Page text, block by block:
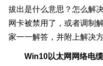
拔出是什么意思？怎么解
网卡被禁用了，或者调制
家一一解答，并附上解决
Win10以太网网络电缆